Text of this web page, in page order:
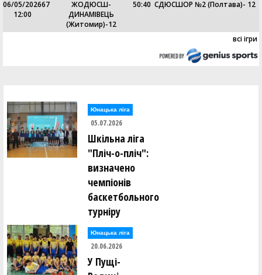
06/05/2026
12:00
67
ЖОДЮСШ-
ДИНАМІВЕЦЬ
(Житомир)-12
50:40 СДЮСШОР №2 (Полтава)- 12
всі ігри
Юнацька ліга
05.07.2026
Шкільна ліга
"Пліч-о-пліч":
визначено
чемпіонів
баскетбольного
турніру
Юнацька ліга
20.06.2026
У Пущі-